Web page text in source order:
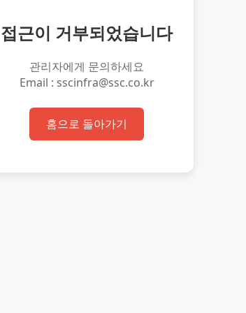
접근이 거부되었습니다
관리자에게 문의하세요
Email : sscinfra@ssc.co.kr
홈으로 돌아가기